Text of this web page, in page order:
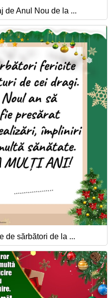
de Anul Nou de la ...
de sărbători de la ...